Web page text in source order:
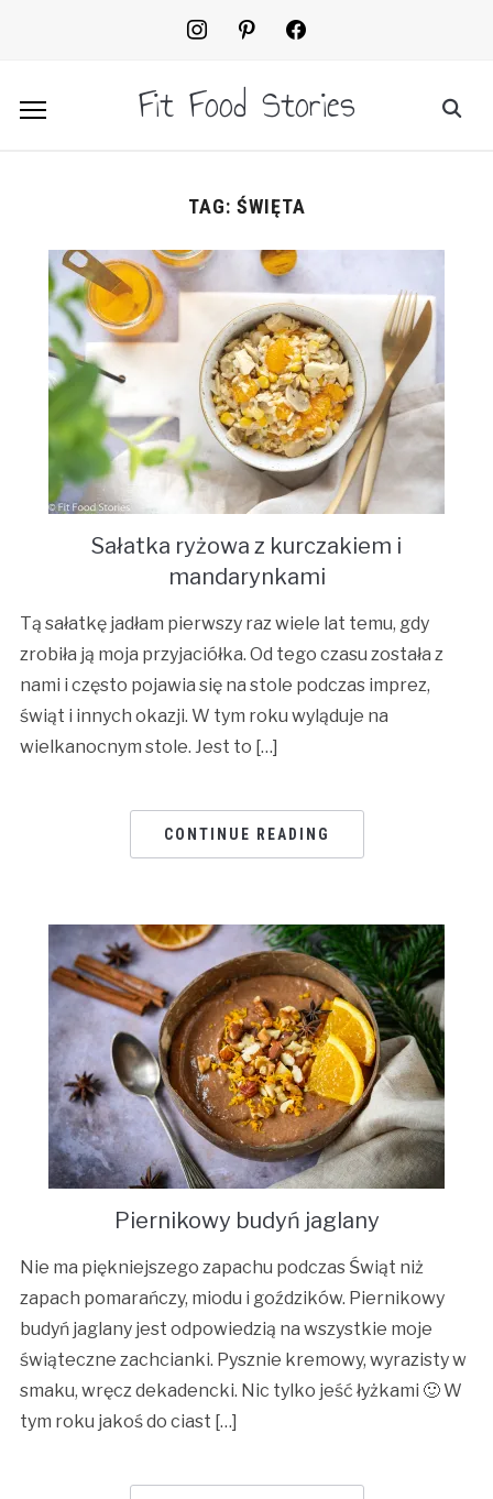
instagrampinterestfacebook2
Fit Food Stories
TAG: ŚWIĘTA
Sałatka ryżowa z kurczakiem i
mandarynkami
Tą sałatkę jadłam pierwszy raz wiele lat temu, gdy
zrobiła ją moja przyjaciółka. Od tego czasu została z
nami i często pojawia się na stole podczas imprez,
świąt i innych okazji. W tym roku wyląduje na
wielkanocnym stole. Jest to […]
CONTINUE READING
Piernikowy budyń jaglany
Nie ma piękniejszego zapachu podczas Świąt niż
zapach pomarańczy, miodu i goździków. Piernikowy
budyń jaglany jest odpowiedzią na wszystkie moje
świąteczne zachcianki. Pysznie kremowy, wyrazisty w
smaku, wręcz dekadencki. Nic tylko jeść łyżkami 🙂 W
tym roku jakoś do ciast […]